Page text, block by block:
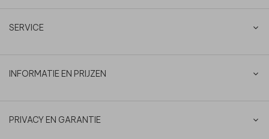
SERVICE
INFORMATIE EN PRIJZEN
PRIVACY EN GARANTIE